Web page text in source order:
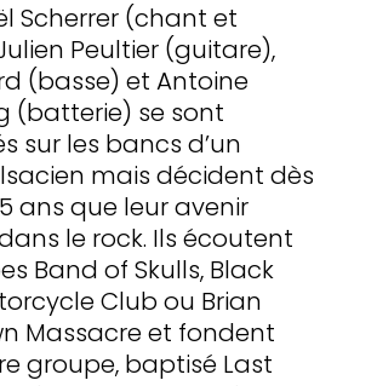
Scherrer (chant et
Peultier (guitare),
(basse) et Antoine
(batterie) se sont
sur les bancs d’un
mais décident dès
ans que leur avenir
le rock. Ils écoutent
Band of Skulls, Black
Club ou Brian
Massacre et fondent
groupe, baptisé Last